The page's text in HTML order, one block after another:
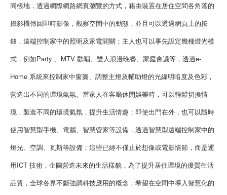
同樣地，透過網際網路網頁瀏覽的方式，藉由裝置在居住空間各角落的
攝影機傳回即時影像，觀察空間中的動態，並且可以透過網頁上的按
鈕，遠端控制家中的照明及家電開關；主人也可以事先設定幾種燈光模
式，例如Party 、MTV 歡唱、雙人浪漫晚餐、家庭會議等，透過e-
Home 系統來控制家中窗簾、調整主燈及輔助燈的光線明暗度及色彩，
營造出不同的環境氣氛。當家人在客廳休閒娛樂時，可以輕鬆切換情
境，製造不同的環境氣氛，提升生活情趣；即使出門在外，也可以隨時
使用智慧型手機、電腦、智慧管家等設備，透過智慧型遠端控制家中的
燈光、空調、瓦斯等設備；這些已經不僅止於想像或電影情節，而是運
用ICT 技術，企圖營造未來的生活樣貌，為了提升居住環境的優質生活
品質，全球各界不斷強調科技應用的概念，希望在空間中導入智慧化的